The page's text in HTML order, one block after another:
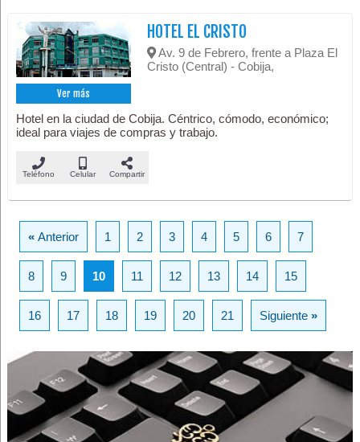
Ver más
HOTEL EL CRISTO
Av. 9 de Febrero, frente a Plaza El
Cristo (Central) - Cobija,
Hotel en la ciudad de Cobija. Céntrico, cómodo, económico;
ideal para viajes de compras y trabajo.
Teléfono Celular Compartir
«Anterior 1 2 3 4 5 6 7
8 9 10 11 12 13 14 15
16 17 18 19 20 21 Siguiente»